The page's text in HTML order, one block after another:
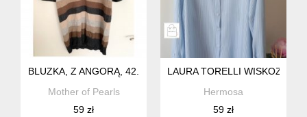
BLUZKA, Z ANGORĄ, 42.
Mother of Pearls
59 zł
LAURA TORELLI WISKOZA
Hermosa
59 zł